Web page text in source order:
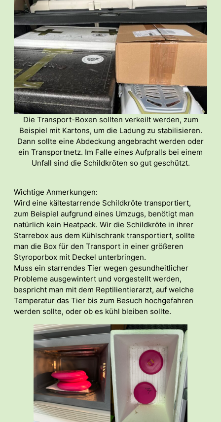
Die Transport-Boxen sollten verkeilt werden, zum
Beispiel mit Kartons, um die Ladung zu stabilisieren.
Dann sollte eine Abdeckung angebracht werden oder
ein Transportnetz. Im Falle eines Aufpralls bei einem
Unfall sind die Schildkröten so gut geschützt.
Wichtige Anmerkungen:
Wird eine kältestarrende Schildkröte transportiert,
zum Beispiel aufgrund eines Umzugs, benötigt man
natürlich kein Heatpack. Wir die Schildkröte in ihrer
Starrebox aus dem Kühlschrank transportiert, sollte
man die Box für den Transport in einer größeren
Styroporbox mit Deckel unterbringen.
Muss ein starrendes Tier wegen gesundheitlicher
Probleme ausgewintert und vorgestellt werden,
bespricht man mit dem Reptilientierarzt, auf welche
Temperatur das Tier bis zum Besuch hochgefahren
werden sollte, oder ob es kühl bleiben sollte.